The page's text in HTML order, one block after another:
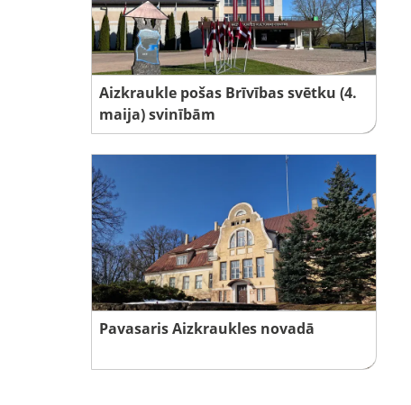
Aizkraukle pošas Brīvības svētku (4.
maija) svinībām
Pavasaris Aizkraukles novadā